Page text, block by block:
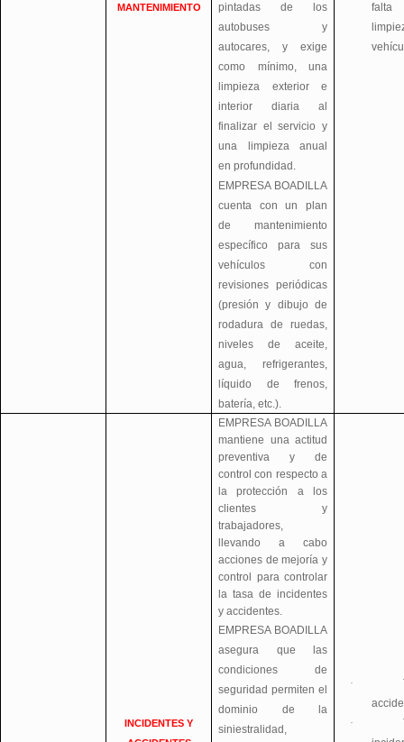
MANTENIMIENTO
pintadas de los
autobuses y
autocares, y exige
como mínimo, una
limpieza exterior e
interior diaria al
finalizar el servicio y
una limpieza anual
en profundidad.
EMPRESA BOADILLA
cuenta con un plan
de mantenimiento
específico para sus
vehículos con
revisiones periódicas
(presión y dibujo de
rodadura de ruedas,
niveles de aceite,
agua, refrigerantes,
líquido de frenos,
batería, etc.).
INCIDENTES Y
EMPRESA BOADILLA
mantiene una actitud
preventiva y de
control con respecto a
la protección a los
clientes y
trabajadores,
llevando a cabo
acciones de mejoría y
control para controlar
la tasa de incidentes
y accidentes.
EMPRESA BOADILLA
asegura que las
condiciones de
seguridad permiten el
dominio de la
siniestralidad,
·
·